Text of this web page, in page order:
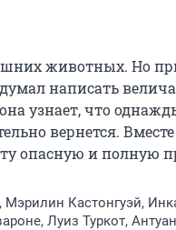
животных. Но
написать
узнает, что
вернется.
опасную и полную
Мэрилин Кастонгуэй,
Луиз Туркот,